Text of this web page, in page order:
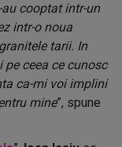
cooptat intr-un
intr-o noua
tarii. In
ceea ce cunosc
ca-mi voi implini
mine”, spune